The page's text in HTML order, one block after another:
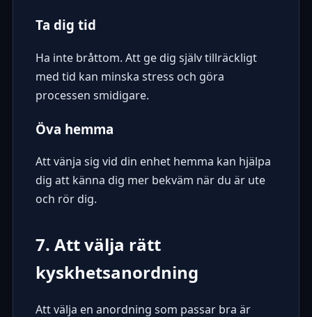
Ta dig tid
Ha inte bråttom. Att ge dig själv tillräckligt
med tid kan minska stress och göra
processen smidigare.
Öva hemma
Att vänja sig vid din enhet hemma kan hjälpa
dig att känna dig mer bekväm när du är ute
och rör dig.
7. Att välja rätt
kyskhetsanordning
Att välja en anordning som passar bra är